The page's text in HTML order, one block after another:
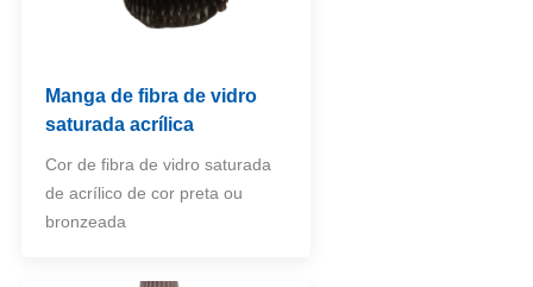
Manga de fibra de vidro
saturada acrílica
Cor de fibra de vidro saturada
de acrílico de cor preta ou
bronzeada